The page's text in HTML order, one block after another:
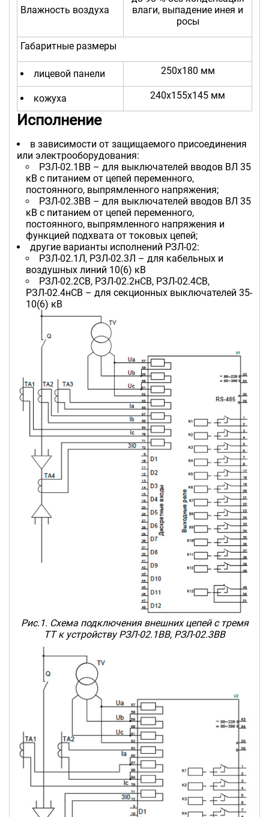
Влажность воздуха
влаги, выпадение инея и
росы
Габаритные размеры
лицевой панели 250х180 мм
кожуха 240х155х145 мм
Исполнение
в зависимости от защищаемого присоединения
или электрооборудования:
РЗЛ-02.1ВВ – для выключателей вводов ВЛ 35
кВ с питанием от цепей переменного,
постоянного, выпрямленного напряжения;
РЗЛ-02.3ВВ – для выключателей вводов ВЛ 35
кВ с питанием от цепей переменного,
постоянного, выпрямленного напряжения и
функцией подхвата от токовых цепей;
другие варианты исполнений РЗЛ-02:
РЗЛ-02.1Л, РЗЛ-02.3Л – для кабельных и
воздушных линий 10(6) кВ
РЗЛ-02.2СВ, РЗЛ-02.2нСВ, РЗЛ-02.4СВ,
РЗЛ-02.4нСВ – для секционных выключателей 35-
10(6) кВ
Рис.1. Схема подключения внешних цепей c тремя
ТТ к устройству РЗЛ-02.1ВВ, РЗЛ-02.3ВВ